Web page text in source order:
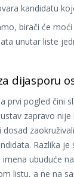
kandidatu
birači će
unutar liste
dijasporu
prvi pogled čini
zapravo
dosad
Razlika
ubuduće
listu, a ne na